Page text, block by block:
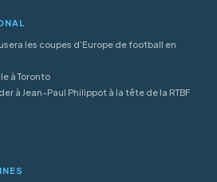
les coupes d’Europe de football en
à Toronto
à Jean-Paul Philippot à la tête de la RTBF